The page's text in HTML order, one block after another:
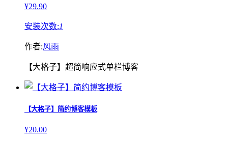
¥29.90
安装次数:1
作者:风雨
【大格子】超简响应式单栏博客
【大格子】简约博客模板
¥20.00